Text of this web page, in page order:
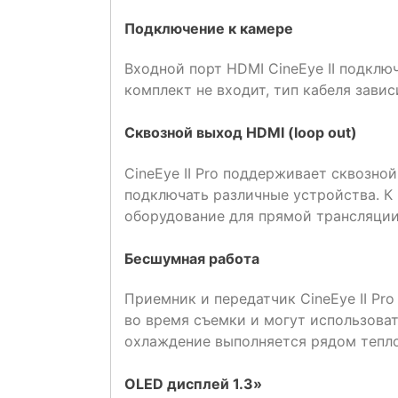
Подключение к камере
Входной порт HDMI CineEye II
комплект не входит, тип кабеля
Сквозной выход HDMI (loop out)
CineEye II Pro поддерживает
подключать различные устройства.
оборудование для прямой
Бесшумная работа
Приемник и передатчик CineEye II
во время съемки и могут
охлаждение выполняется рядом
OLED дисплей 1.3»